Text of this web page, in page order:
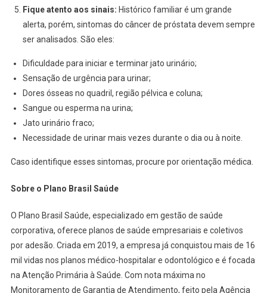
Fique atento aos sinais: Histórico familiar é um grande
alerta, porém, sintomas do câncer de próstata devem sempre
ser analisados. São eles:
Dificuldade para iniciar e terminar jato urinário;
Sensação de urgência para urinar;
Dores ósseas no quadril, região pélvica e coluna;
Sangue ou esperma na urina;
Jato urinário fraco;
Necessidade de urinar mais vezes durante o dia ou à noite.
Caso identifique esses sintomas, procure por orientação médica.
Sobre o Plano Brasil Saúde
O Plano Brasil Saúde, especializado em gestão de saúde
corporativa, oferece planos de saúde empresariais e coletivos
por adesão. Criada em 2019, a empresa já conquistou mais de 16
mil vidas nos planos médico-hospitalar e odontológico e é focada
na Atenção Primária à Saúde. Com nota máxima no
Monitoramento de Garantia de Atendimento, feito pela Agência